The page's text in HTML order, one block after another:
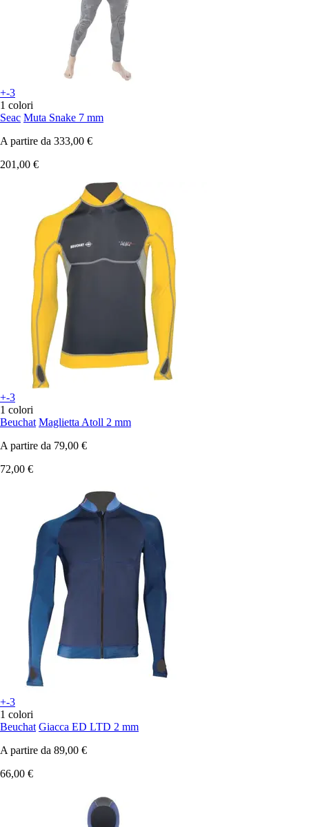
+-3
1 colori
Seac Muta Snake 7 mm
A partire da 333,00 €
201,00 €
+-3
1 colori
Beuchat Maglietta Atoll 2 mm
A partire da 79,00 €
72,00 €
+-3
1 colori
Beuchat Giacca ED LTD 2 mm
A partire da 89,00 €
66,00 €